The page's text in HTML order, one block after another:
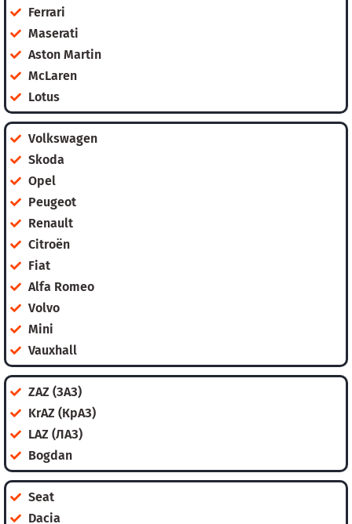
Ferrari
Maserati
Aston Martin
McLaren
Lotus
Volkswagen
Skoda
Opel
Peugeot
Renault
Citroën
Fiat
Alfa Romeo
Volvo
Mini
Vauxhall
ZAZ (ЗАЗ)
KrAZ (КрАЗ)
LAZ (ЛАЗ)
Bogdan
Seat
Dacia